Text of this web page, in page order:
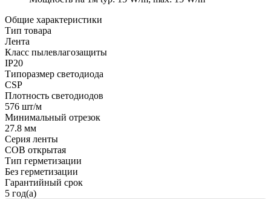
Общие характеристики
Тип товара
Лента
Класс пылевлагозащиты
IP20
Типоразмер светодиода
CSP
Плотность светодиодов
576 шт/м
Минимальный отрезок
27.8 мм
Серия ленты
COB открытая
Тип герметизации
Без герметизации
Гарантийный срок
5 год(а)